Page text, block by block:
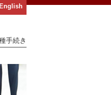
English
手続き